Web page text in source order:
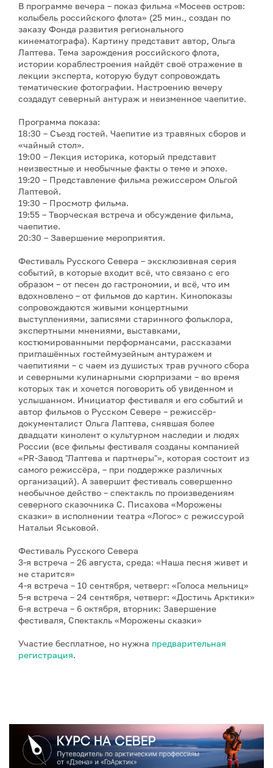
В программе вечера – показ фильма «Мосеев остров:
колыбель российского флота» (25 мин., создан по
заказу Фонда развития регионального
кинематографа). Картину представит автор, Ольга
Лаптева. Тема зарождения российского флота,
истории кораблестроения найдёт своё отражение в
лекции эксперта, которую будут сопровождать
тематические фотографии. Настроению вечеру
создадут северный антураж и неизменное чаепитие.
Программа показа:
18:30 – Съезд гостей. Чаепитие из травяных сборов и
«чайный стол».
19:00 – Лекция историка, который представит
неизвестные и необычные факты о теме и эпохе.
19:20 – Представление фильма режиссером Ольгой
Лаптевой.
19:30 – Просмотр фильма.
19:55 – Творческая встреча и обсуждение фильма,
чаепитие.
20:30 – Завершение мероприятия.
Фестиваль Русского Севера – эксклюзивная серия
событий, в которые входит всё, что связано с его
образом – от песен до гастрономии, и всё, что им
вдохновлено – от фильмов до картин. Кинопоказы
сопровождаются живыми концертными
выступлениями, записями старинного фольклора,
экспертными мнениями, выставками,
костюмированными перформансами, рассказами
приглашённых гостеймузейным антуражем и
чаепитиями – с чаем из душистых трав ручного сбора
и северными кулинарными сюрпризами – во время
которых так и хочется поговорить об увиденном и
услышанном. Инициатор фестиваля и его событий и
автор фильмов о Русском Севере – режиссёр-
документалист Ольга Лаптева, снявшая более
двадцати кинолент о культурном наследии и людях
России (все фильмы фестиваля созданы компанией
«PR-Завод "Лаптева и партнеры"», которая состоит из
самого режиссёра, – при поддержке различных
организаций). А завершит фестиваль совершенно
необычное действо – спектакль по произведениям
северного сказочника С. Писахова «Морожены
сказки» в исполнении театра «Логос» с режиссурой
Натальи Яськовой.
Фестиваль Русского Севера
3-я встреча – 26 августа, среда: «Наша песня живет и
не старится»
4-я встреча – 10 сентября, четверг: «Голоса мельниц»
5-я встреча – 24 сентября, четверг: «Достичь Арктики»
6-я встреча – 6 октября, вторник: Завершение
фестиваля, Спектакль «Морожены сказки»
Участие бесплатное, но нужна предварительная
регистрация.